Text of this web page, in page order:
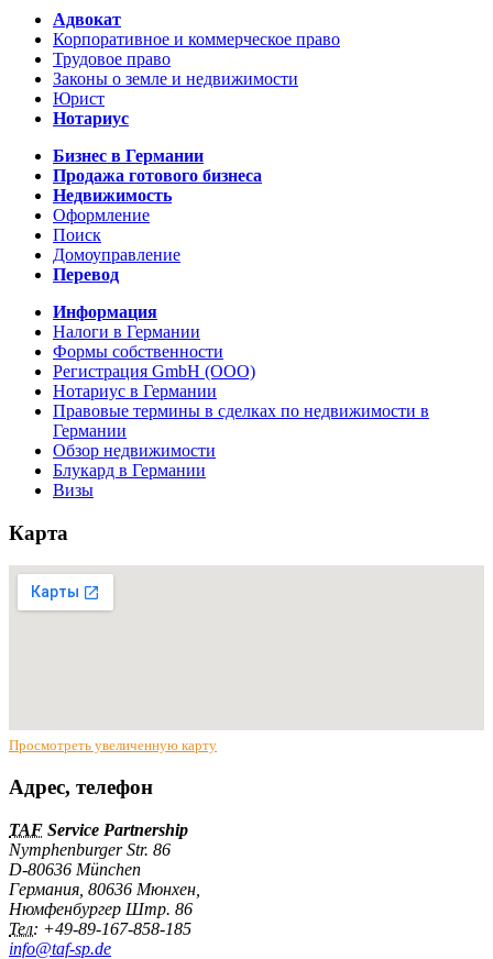
Адвокат
Корпоративное и коммерческое право
Трудовое право
Законы о земле и недвижимости
Юрист
Нотариус
Бизнес в Германии
Продажа готового бизнеса
Недвижимость
Оформление
Поиск
Домоуправление
Перевод
Информация
Налоги в Германии
Формы собственности
Регистрация GmbH (ООО)
Нотариус в Германии
Правовые термины в сделках по недвижимости в
Германии
Обзор недвижимости
Блукард в Германии
Визы
Карта
Просмотреть увеличенную карту
Адрес, телефон
TAF Service Partnership
Nymphenburger Str. 86
D-80636 München
Германия 80636 Мюнхен
Нюмфенбургер Штр. 86
Тел: +49-89-167-858-185
info@taf-sp.de